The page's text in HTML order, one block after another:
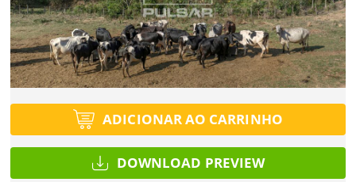
ADICIONAR AO CARRINHO
DOWNLOAD PREVIEW
Tipo de projeto
Selecione
Utilização
Título do projeto
Esqueci a senha
ENTRAR
ENTRAR
ENVIAR
Protegido por reCAPTCHA —Privacidade·Termos
Tipo de projeto
Selecione
Utilização
Tamanho MR$ 114,00
Tamanho GR$ 171,00